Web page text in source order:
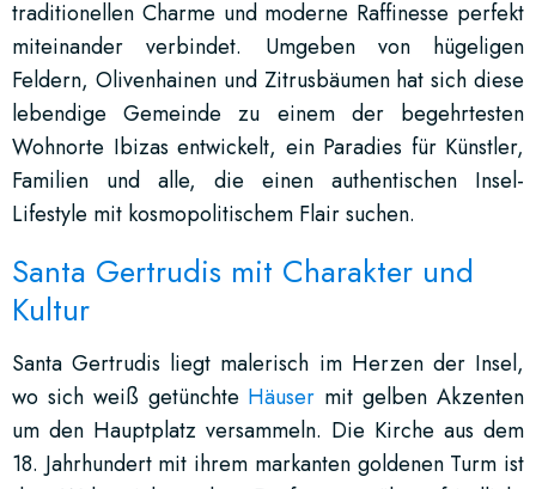
traditionellen Charme und moderne Raffinesse perfekt
miteinander verbindet. Umgeben von hügeligen
Feldern, Olivenhainen und Zitrusbäumen hat sich diese
lebendige Gemeinde zu einem der begehrtesten
Wohnorte Ibizas entwickelt, ein Paradies für Künstler,
Familien und alle, die einen authentischen Insel-
Lifestyle mit kosmopolitischem Flair suchen.
Santa Gertrudis mit Charakter und
Kultur
Santa Gertrudis liegt malerisch im Herzen der Insel,
wo sich weiß getünchte Häuser mit gelben Akzenten
um den Hauptplatz versammeln. Die Kirche aus dem
18. Jahrhundert mit ihrem markanten goldenen Turm ist